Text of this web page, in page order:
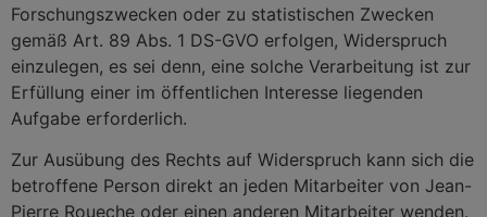
Forschungszwecken oder zu statistischen Zwecken
gemäß Art. 89 Abs. 1 DS-GVO erfolgen, Widerspruch
einzulegen, es sei denn, eine solche Verarbeitung ist zur
Erfüllung einer im öffentlichen Interesse liegenden
Aufgabe erforderlich.
Zur Ausübung des Rechts auf Widerspruch kann sich die
betroffene Person direkt an jeden Mitarbeiter von Jean-
Pierre Roueche oder einen anderen Mitarbeiter wenden.